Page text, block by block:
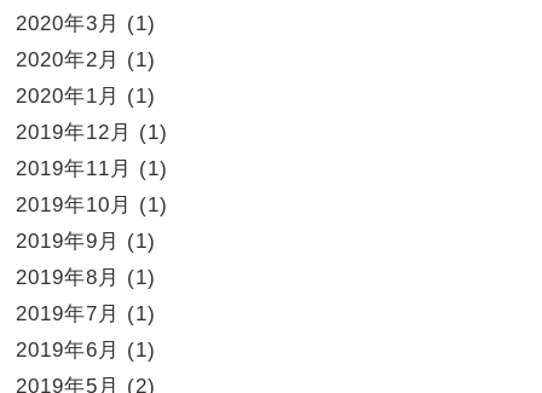
2020年3月
(1)
2020年2月
(1)
2020年1月
(1)
2019年12月
(1)
2019年11月
(1)
2019年10月
(1)
2019年9月
(1)
2019年8月
(1)
2019年7月
(1)
2019年6月
(1)
2019年5月
(2)